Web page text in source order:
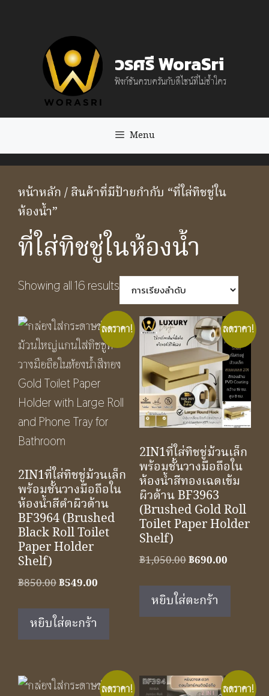
วรศรี WoraSri
ฟังก์ชันครบครันกับดีไซน์ที่ไม่ซ้ำใคร
Menu
หน้าหลัก/ สินค้าที่มีป้ายกำกับ “ที่ใส่ทิชชู่ใน
ห้องน้ำ”
ที่ใส่ทิชชู่ในห้องน้ำ
Showing all 16 results
ลดราคา!
2IN1ที่ใส่ทิชชู่ม้วนเล็ก
พร้อมชั้นวางมือถือใน
ห้องน้ำสีดำผิวด้าน
BF3964 (Brushed
Black Roll Toilet
Paper Holder
Shelf)
฿850.00Original
was:
฿850.00.
฿549.00
หยิบใส่ตะกร้า
ลดราคา!
2IN1ที่ใส่ทิชชู่ม้วนเล็ก
พร้อมชั้นวางมือถือใน
ห้องน้ำสีทองเฉดเข้ม
ผิวด้าน BF3963
(Brushed Gold Roll
Toilet Paper Holder
Shelf)
฿1,050.00Original
was:
฿1,050.00.
฿690.00Current
หยิบใส่ตะกร้า
ลดราคา! ลดราคา!